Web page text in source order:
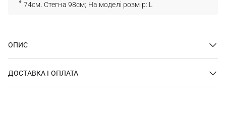
74см. Стегна 98см; На моделі розмір: L
ОПИС
ДОСТАВКА І ОПЛАТА